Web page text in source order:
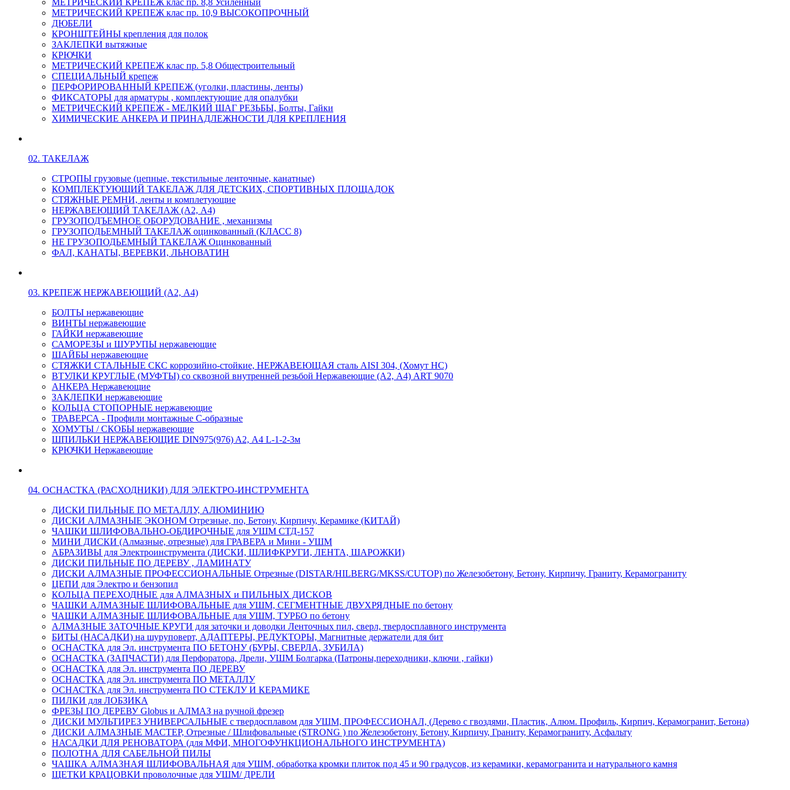
МЕТРИЧЕСКИЙ КРЕПЕЖ клас пр. 8,8 Усиленный
МЕТРИЧЕСКИЙ КРЕПЕЖ клас пр. 10,9 ВЫСОКОПРОЧНЫЙ
ДЮБЕЛИ
КРОНШТЕЙНЫ крепления для полок
ЗАКЛЕПКИ вытяжные
КРЮЧКИ
МЕТРИЧЕСКИЙ КРЕПЕЖ клас пр. 5,8 Общестроительный
СПЕЦИАЛЬНЫЙ крепеж
ПЕРФОРИРОВАННЫЙ КРЕПЕЖ (уголки, пластины, ленты)
ФИКСАТОРЫ для арматуры , комплектующие для опалубки
МЕТРИЧЕСКИЙ КРЕПЕЖ - МЕЛКИЙ ШАГ РЕЗЬБЫ, Болты, Гайки
ХИМИЧЕСКИЕ АНКЕРА И ПРИНАДЛЕЖНОСТИ ДЛЯ КРЕПЛЕНИЯ
02. ТАКЕЛАЖ
СТРОПЫ грузовые (цепные, текстильные ленточные, канатные)
КОМПЛЕКТУЮЩИЙ ТАКЕЛАЖ ДЛЯ ДЕТСКИХ, СПОРТИВНЫХ ПЛОЩАДОК
СТЯЖНЫЕ РЕМНИ, ленты и комплетующие
НЕРЖАВЕЮЩИЙ ТАКЕЛАЖ (А2, А4)
ГРУЗОПОДЪЕМНОЕ ОБОРУДОВАНИЕ , механизмы
ГРУЗОПОДЬЕМНЫЙ ТАКЕЛАЖ оцинкованный (КЛАСС 8)
НЕ ГРУЗОПОДЬЕМНЫЙ ТАКЕЛАЖ Оцинкованный
ФАЛ, КАНАТЫ, ВЕРЕВКИ, ЛЬНОВАТИН
03. КРЕПЕЖ НЕРЖАВЕЮЩИЙ (А2, А4)
БОЛТЫ нержавеющие
ВИНТЫ нержавеющие
ГАЙКИ нержавеющие
САМОРЕЗЫ и ШУРУПЫ нержавеющие
ШАЙБЫ нержавеющие
СТЯЖКИ СТАЛЬНЫЕ СКС коррозийно-стойкие, НЕРЖАВЕЮЩАЯ сталь AISI 304, (Хомут НС)
ВТУЛКИ КРУГЛЫЕ (МУФТЫ) со сквозной внутренней резьбой Нержавеющие (А2, А4) ART 9070
АНКЕРА Нержавеющие
ЗАКЛЕПКИ нержавеющие
КОЛЬЦА СТОПОРНЫЕ нержавеющие
ТРАВЕРСА - Профили монтажные С-образные
ХОМУТЫ / СКОБЫ нержавеющие
ШПИЛЬКИ НЕРЖАВЕЮЩИЕ DIN975(976) A2, А4 L-1-2-3м
КРЮЧКИ Нержавеющие
04. ОСНАСТКА (РАСХОДНИКИ) ДЛЯ ЭЛЕКТРО-ИНСТРУМЕНТА
ДИСКИ ПИЛЬНЫЕ ПО МЕТАЛЛУ, АЛЮМИНИЮ
ДИСКИ АЛМАЗНЫЕ ЭКОНОМ Отрезные, по, Бетону, Кирпичу, Керамике (КИТАЙ)
ЧАШКИ ШЛИФОВАЛЬНО-ОБДИРОЧНЫЕ для УШМ СТД-157
МИНИ ДИСКИ (Алмазные, отрезные) для ГРАВЕРА и Мини - УШМ
АБРАЗИВЫ для Электроинструмента (ДИСКИ, ШЛИФКРУГИ, ЛЕНТА, ШАРОЖКИ)
ДИСКИ ПИЛЬНЫЕ ПО ДЕРЕВУ , ЛАМИНАТУ
ДИСКИ АЛМАЗНЫЕ ПРОФЕССИОНАЛЬНЫЕ Отрезные (DISTAR/HILBERG/MKSS/CUTOP) по Железобетону, Бетону, Кирпичу, Граниту, Керамограниту
ЦЕПИ для Электро и бензопил
КОЛЬЦА ПЕРЕХОДНЫЕ для АЛМАЗНЫХ и ПИЛЬНЫХ ДИСКОВ
ЧАШКИ АЛМАЗНЫЕ ШЛИФОВАЛЬНЫЕ для УШМ, СЕГМЕНТНЫЕ ДВУХРЯДНЫЕ по бетону
ЧАШКИ АЛМАЗНЫЕ ШЛИФОВАЛЬНЫЕ для УШМ, ТУРБО по бетону
АЛМАЗНЫЕ ЗАТОЧНЫЕ КРУГИ для заточки и доводки Ленточных пил, сверл, твердосплавного инструмента
БИТЫ (НАСАДКИ) на шуруповерт, АДАПТЕРЫ, РЕДУКТОРЫ, Магнитные держатели для бит
ОСНАСТКА для Эл. инструмента ПО БЕТОНУ (БУРЫ, СВЕРЛА, ЗУБИЛА)
ОСНАСТКА (ЗАПЧАСТИ) для Перфоратора, Дрели, УШМ Болгарка (Патроны,переходники, ключи , гайки)
ОСНАСТКА для Эл. инструмента ПО ДЕРЕВУ
ОСНАСТКА для Эл. инструмента ПО МЕТАЛЛУ
ОСНАСТКА для Эл. инструмента ПО СТЕКЛУ И КЕРАМИКЕ
ПИЛКИ для ЛОБЗИКА
ФРЕЗЫ ПО ДЕРЕВУ Globus и АЛМАЗ на ручной фрезер
ДИСКИ МУЛЬТИРЕЗ УНИВЕРСАЛЬНЫЕ с твердосплавом для УШМ, ПРОФЕССИОНАЛ, (Дерево с гвоздями, Пластик, Алюм. Профиль, Кирпич, Керамогранит, Бетона)
ДИСКИ АЛМАЗНЫЕ МАСТЕР, Отрезные / Шлифовальные (STRONG ) по Железобетону, Бетону, Кирпичу, Граниту, Керамограниту, Асфальту
НАСАДКИ ДЛЯ РЕНОВАТОРА (для МФИ, МНОГОФУНКЦИОНАЛЬНОГО ИНСТРУМЕНТА)
ПОЛОТНА ДЛЯ САБЕЛЬНОЙ ПИЛЫ
ЧАШКА АЛМАЗНАЯ ШЛИФОВАЛЬНАЯ для УШМ, обработка кромки плиток под 45 и 90 градусов, из керамики, керамогранита и натурального камня
ЩЕТКИ КРАЦОВКИ проволочные для УШМ/ ДРЕЛИ